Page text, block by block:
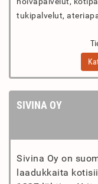
tukipalvelut,
SIVINA OY
Sivina Oy on
laadukkaita